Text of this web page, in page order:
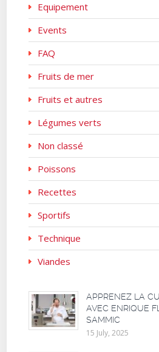
Equipement
Events
FAQ
Fruits de mer
Fruits et autres
Légumes verts
Non classé
Poissons
Recettes
Sportifs
Technique
Viandes
APPRENEZ LA
AVEC ENRIQUE
SAMMIC
15 July, 2025